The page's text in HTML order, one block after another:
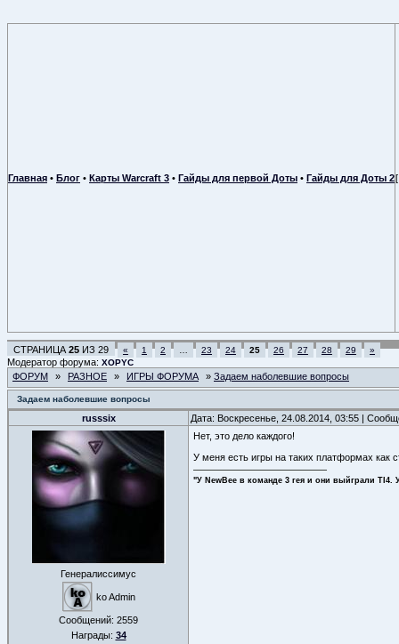
Главная • Блог • Карты Warcraft 3 • Гайды для первой Доты • Гайды для Доты 2
СТРАНИЦА 25 ИЗ 29 « 1 2 23 24 25 26 27 28 29 »
Модератор форума: XOPYC
ФОРУМ » РАЗНОЕ » ИГРЫ ФОРУМА » Задаем наболевшие вопросы
Задаем наболевшие вопросы
russsix Дата: Воскресенье, 24.08.2014, 03:55 |
Генералиссимус
ko Admin
Сообщений: 2559
Награды: 34
Нет, это дело каждого!
У меня есть игры на таких платформах как
"У NewBee в команде 3 гея и они выйграли